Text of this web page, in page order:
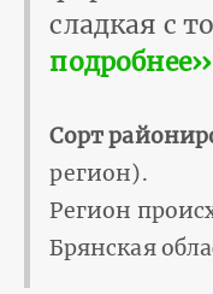
сладкая с
подробнее››
Сорт
регион).
Регион
Брянская